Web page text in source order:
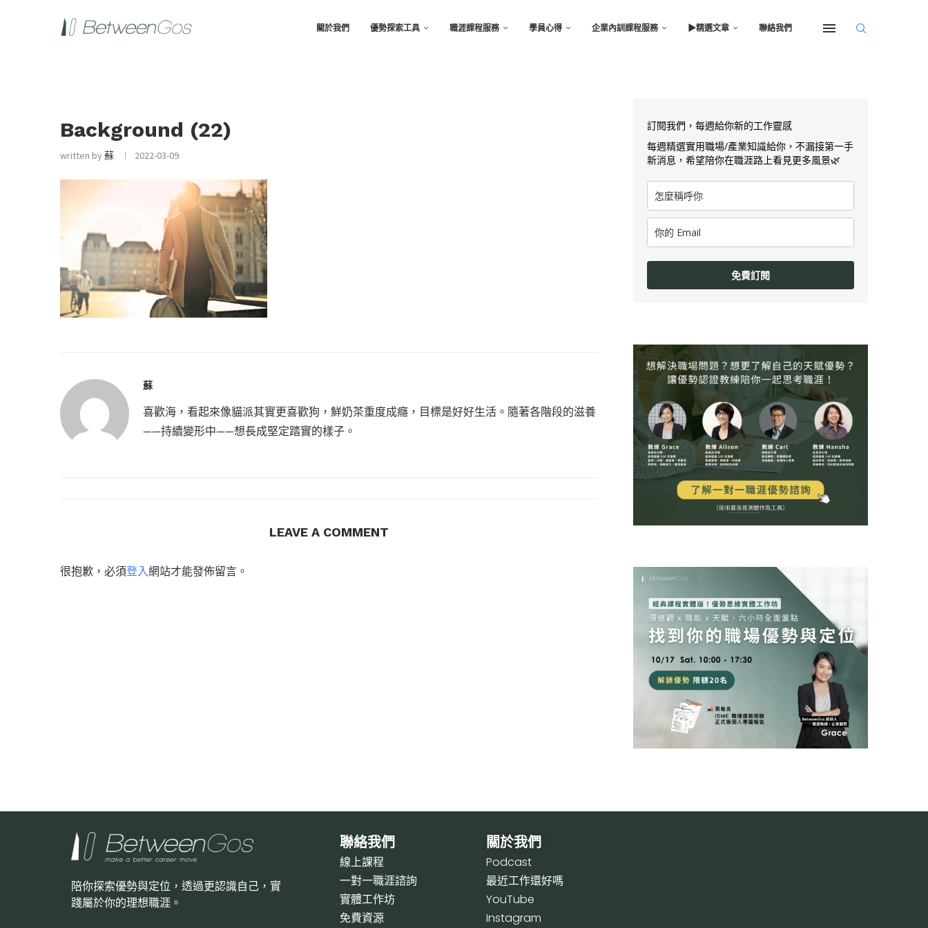
關於我們 優勢探索工具 職涯課程服務 學員心得 企業內訓課程服務 ▶︎精選文章 聯絡我們
Background (22)
written by蘇 2022-03-09
蘇
喜歡海，看起來像貓派其實更喜歡狗，鮮奶茶重度成癮，目標是好好生活。隨著各階段的滋養
——持續變形中——想長成堅定踏實的樣子。
LEAVE A COMMENT
很抱歉，必須登入網站才能發佈留言。
訂閱我們，每週給你新的工作靈感
每週精選實用職場/產業知識給你，不漏接第一手
新消息，希望陪你在職涯路上看見更多風景🌿
免費訂閱
陪你探索優勢與定位，透過更認識自己，實
踐屬於你的理想職涯。
聯絡我們
線上課程
一對一職涯諮詢
實體工作坊
免費資源
關於我們
Podcast
最近工作還好嗎
YouTube
Instagram